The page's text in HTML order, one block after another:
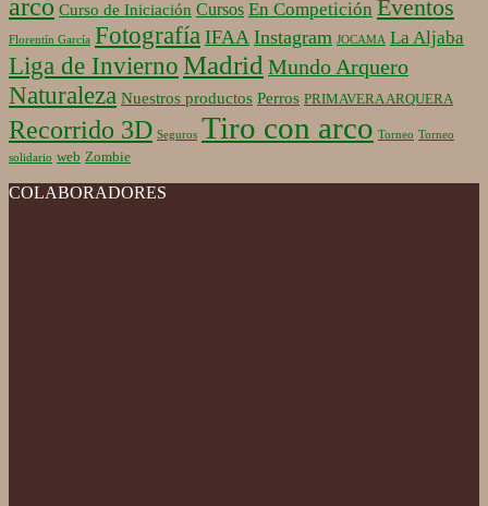
arco Curso de Iniciación Cursos En Competición Eventos
Florentín García Fotografía IFAA Instagram JOCAMA La Aljaba
Liga de Invierno Madrid Mundo Arquero
Naturaleza Nuestros productos Perros PRIMAVERA ARQUERA
Recorrido 3D Seguros Tiro con arco Torneo Torneo
solidario web Zombie
COLABORADORES